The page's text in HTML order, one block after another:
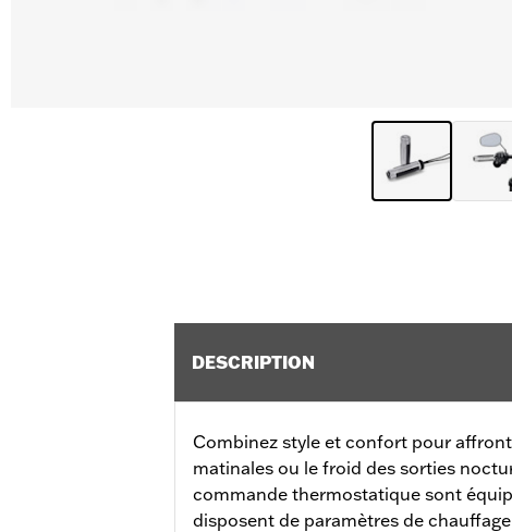
DESCRIPTION
Combinez style et confort pour
matinales ou le froid des sorties
commande thermostatique sont
disposent de paramètres de